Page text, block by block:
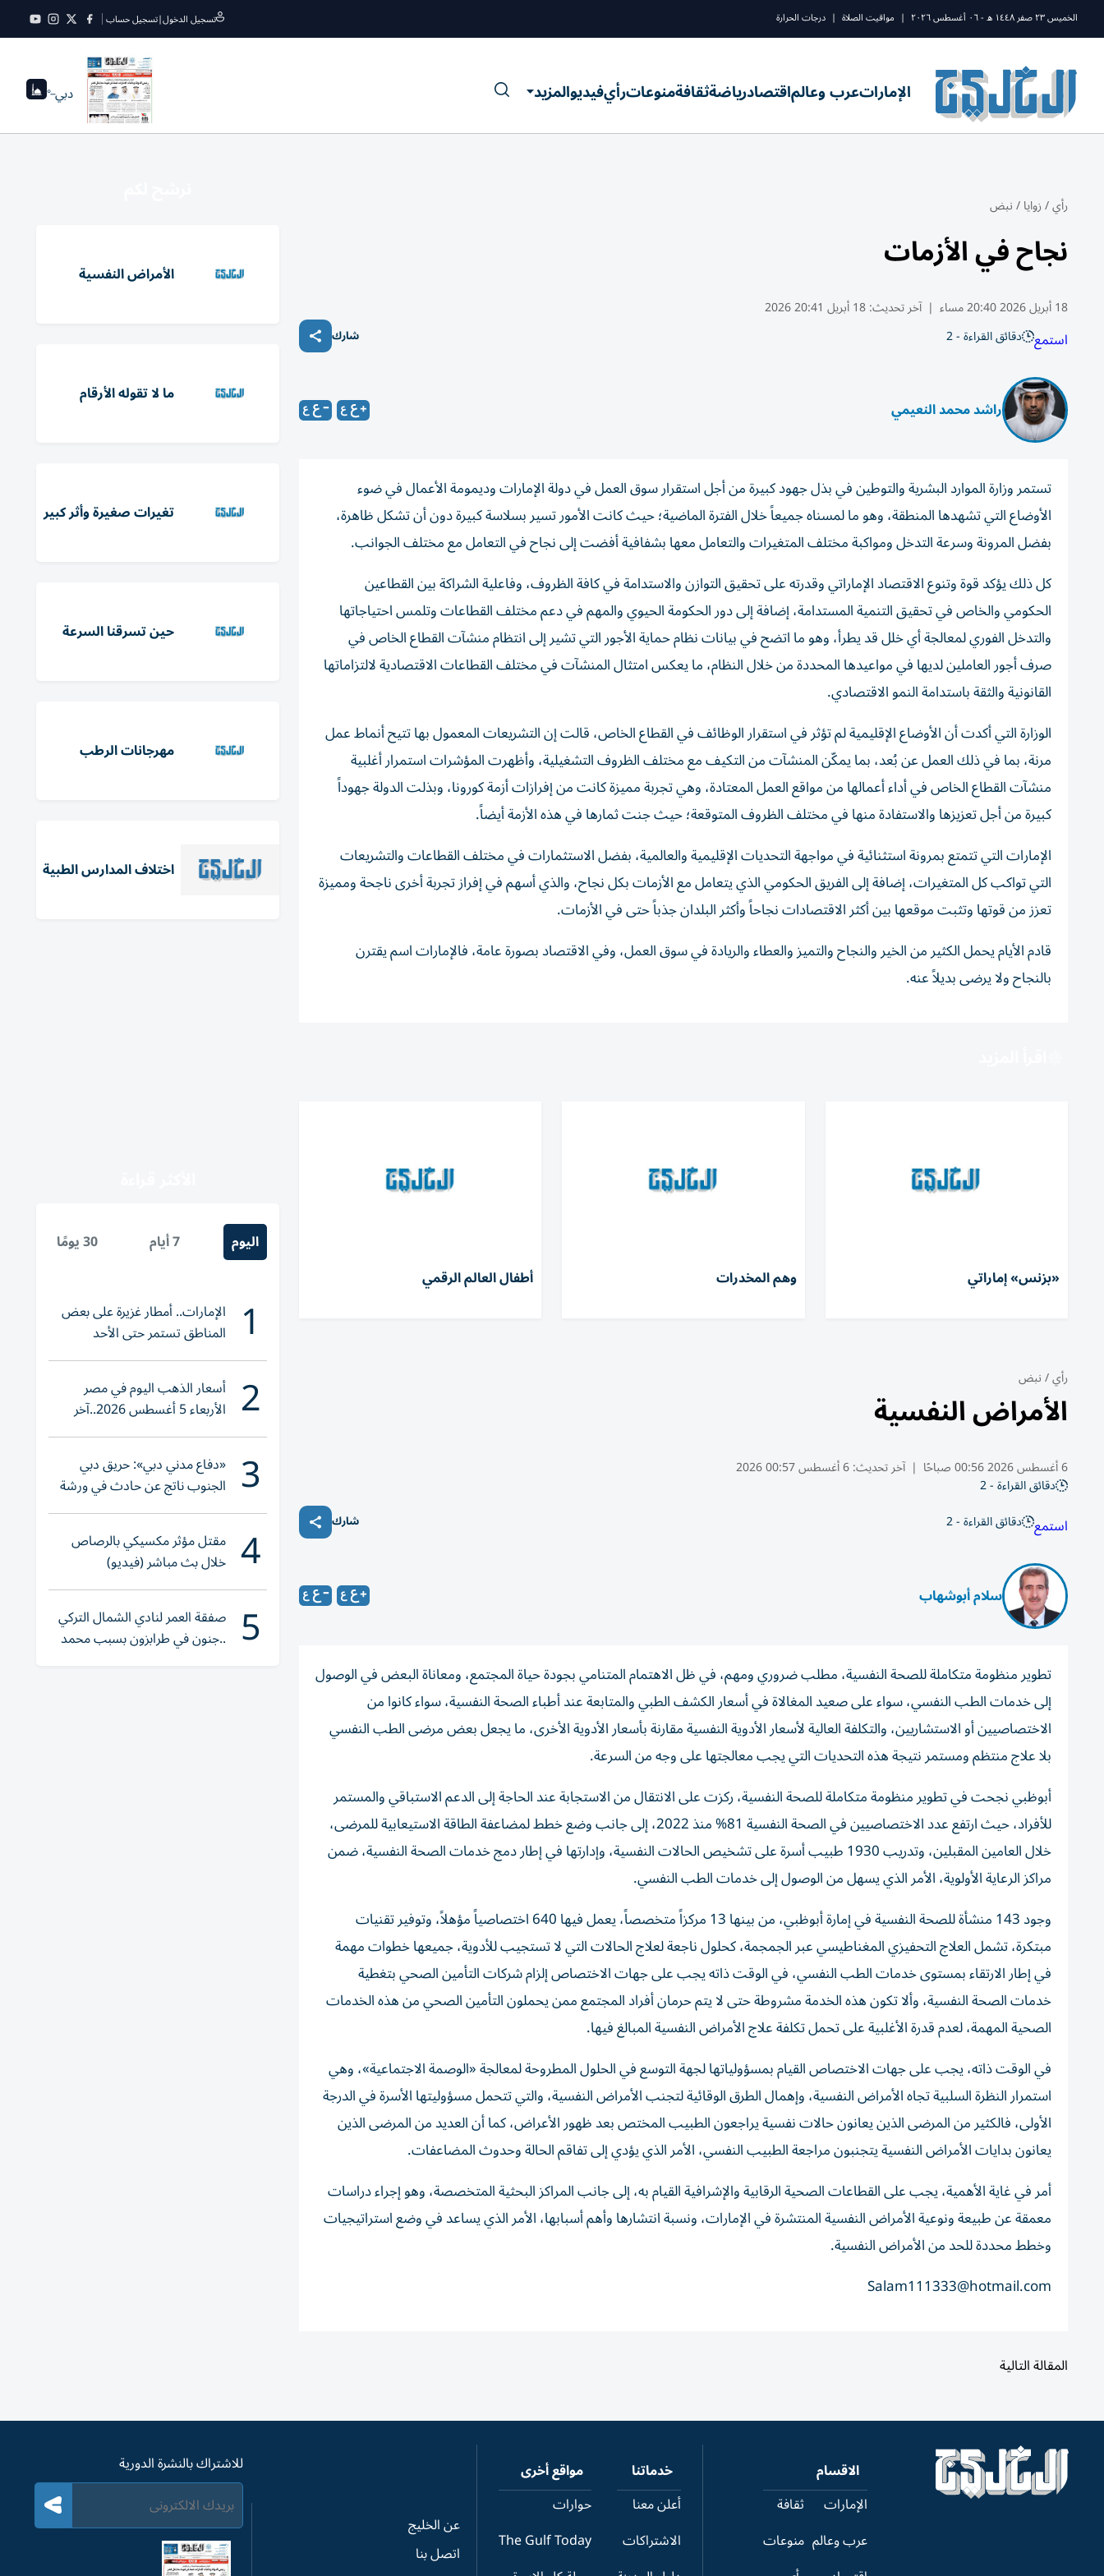
الخميس ٢٣ صفر ١٤٤٨ ه - ٠٦ أغسطس ٢٠٢٦ | مواقيت الصلاة | درجات الحرارة تسجيل الدخول|تسجيل حساب
الإماراتعرب وعالماقتصادرياضةثقافةمنوعاترأيفيديوالمزيد دبي--°
رأي/زوايا/نبض
نجاح في الأزمات
18 أبريل 2026 20:40 مساء | آخر تحديث:18 أبريل 20:41 2026
استمع دقائق القراءة - 2 شارك
راشد محمد النعيمي
تستمر وزارة الموارد البشرية والتوطين في بذل جهود كبيرة من أجل استقرار سوق العمل في دولة الإمارات وديمومة الأعمال في ضوء
الأوضاع التي تشهدها المنطقة، وهو ما لمسناه جميعاً خلال الفترة الماضية؛ حيث كانت الأمور تسير بسلاسة كبيرة دون أن تشكل ظاهرة،
بفضل المرونة وسرعة التدخل ومواكبة مختلف المتغيرات والتعامل معها بشفافية أفضت إلى نجاح في التعامل مع مختلف الجوانب.
كل ذلك يؤكد قوة وتنوع الاقتصاد الإماراتي وقدرته على تحقيق التوازن والاستدامة في كافة الظروف، وفاعلية الشراكة بين القطاعين
الحكومي والخاص في تحقيق التنمية المستدامة، إضافة إلى دور الحكومة الحيوي والمهم في دعم مختلف القطاعات وتلمس احتياجاتها
والتدخل الفوري لمعالجة أي خلل قد يطرأ، وهو ما اتضح في بيانات نظام حماية الأجور التي تشير إلى انتظام منشآت القطاع الخاص في
صرف أجور العاملين لديها في مواعيدها المحددة من خلال النظام، ما يعكس امتثال المنشآت في مختلف القطاعات الاقتصادية لالتزاماتها
القانونية والثقة باستدامة النمو الاقتصادي.
الوزارة التي أكدت أن الأوضاع الإقليمية لم تؤثر في استقرار الوظائف في القطاع الخاص، قالت إن التشريعات المعمول بها تتيح أنماط عمل
مرنة، بما في ذلك العمل عن بُعد، بما يمكّن المنشآت من التكيف مع مختلف الظروف التشغيلية، وأظهرت المؤشرات استمرار أغلبية
منشآت القطاع الخاص في أداء أعمالها من مواقع العمل المعتادة، وهي تجربة مميزة كانت من إفرازات أزمة كورونا، وبذلت الدولة جهوداً
كبيرة من أجل تعزيزها والاستفادة منها في مختلف الظروف المتوقعة؛ حيث جنت ثمارها في هذه الأزمة أيضاً.
الإمارات التي تتمتع بمرونة استثنائية في مواجهة التحديات الإقليمية والعالمية، بفضل الاستثمارات في مختلف القطاعات والتشريعات
التي تواكب كل المتغيرات، إضافة إلى الفريق الحكومي الذي يتعامل مع الأزمات بكل نجاح، والذي أسهم في إفراز تجربة أخرى ناجحة ومميزة
تعزز من قوتها وتثبت موقعها بين أكثر الاقتصادات نجاحاً وأكثر البلدان جذباً حتى في الأزمات.
قادم الأيام يحمل الكثير من الخير والنجاح والتميز والعطاء والريادة في سوق العمل، وفي الاقتصاد بصورة عامة، فالإمارات اسم يقترن
بالنجاح ولا يرضى بديلاً عنه.
«بزنس» إماراتي وهم المخدرات أطفال العالم الرقمي
رأي/نبض
الأمراض النفسية
6 أغسطس 2026 00:56 صباحًا | آخر تحديث:6 أغسطس 00:57 2026
دقائق القراءة - 2
استمع دقائق القراءة - 2 شارك
سلام أبوشهاب
تطوير منظومة متكاملة للصحة النفسية، مطلب ضروري ومهم، في ظل الاهتمام المتنامي بجودة حياة المجتمع، ومعاناة البعض في الوصول
إلى خدمات الطب النفسي، سواء على صعيد المغالاة في أسعار الكشف الطبي والمتابعة عند أطباء الصحة النفسية، سواء كانوا من
الاختصاصيين أو الاستشاريين، والتكلفة العالية لأسعار الأدوية النفسية مقارنة بأسعار الأدوية الأخرى، ما يجعل بعض مرضى الطب النفسي
بلا علاج منتظم ومستمر نتيجة هذه التحديات التي يجب معالجتها على وجه من السرعة.
أبوظبي نجحت في تطوير منظومة متكاملة للصحة النفسية، ركزت على الانتقال من الاستجابة عند الحاجة إلى الدعم الاستباقي والمستمر
للأفراد، حيث ارتفع عدد الاختصاصيين في الصحة النفسية 81% منذ 2022، إلى جانب وضع خطط لمضاعفة الطاقة الاستيعابية للمرضى،
خلال العامين المقبلين، وتدريب 1930 طبيب أسرة على تشخيص الحالات النفسية، وإدارتها في إطار دمج خدمات الصحة النفسية، ضمن
مراكز الرعاية الأولوية، الأمر الذي يسهل من الوصول إلى خدمات الطب النفسي.
وجود 143 منشأة للصحة النفسية في إمارة أبوظبي، من بينها 13 مركزاً متخصصاً، يعمل فيها 640 اختصاصياً مؤهلاً، وتوفير تقنيات
مبتكرة، تشمل العلاج التحفيزي المغناطيسي عبر الجمجمة، كحلول ناجعة لعلاج الحالات التي لا تستجيب للأدوية، جميعها خطوات مهمة
في إطار الارتقاء بمستوى خدمات الطب النفسي، في الوقت ذاته يجب على جهات الاختصاص إلزام شركات التأمين الصحي بتغطية
خدمات الصحة النفسية، وألا تكون هذه الخدمة مشروطة حتى لا يتم حرمان أفراد المجتمع ممن يحملون التأمين الصحي من هذه الخدمات
الصحية المهمة، لعدم قدرة الأغلبية على تحمل تكلفة علاج الأمراض النفسية المبالغ فيها.
في الوقت ذاته، يجب على جهات الاختصاص القيام بمسؤولياتها لجهة التوسع في الحلول المطروحة لمعالجة «الوصمة الاجتماعية»، وهي
استمرار النظرة السلبية تجاه الأمراض النفسية، وإهمال الطرق الوقائية لتجنب الأمراض النفسية، والتي تتحمل مسؤوليتها الأسرة في الدرجة
الأولى، فالكثير من المرضى الذين يعانون حالات نفسية يراجعون الطبيب المختص بعد ظهور الأعراض، كما أن العديد من المرضى الذين
يعانون بدايات الأمراض النفسية يتجنبون مراجعة الطبيب النفسي، الأمر الذي يؤدي إلى تفاقم الحالة وحدوث المضاعفات.
أمر في غاية الأهمية، يجب على القطاعات الصحية الرقابية والإشرافية القيام به، إلى جانب المراكز البحثية المتخصصة، وهو إجراء دراسات
معمقة عن طبيعة ونوعية الأمراض النفسية المنتشرة في الإمارات، ونسبة انتشارها وأهم أسبابها، الأمر الذي يساعد في وضع استراتيجيات
وخطط محددة للحد من الأمراض النفسية.
Salam111333@hotmail.com
المقالة التالية
الأمراض النفسية
ما لا تقوله الأرقام
تغيرات صغيرة وأثر كبير
حين تسرقنا السرعة
مهرجانات الرطب
اختلاف المدارس الطبية
اليوم 7 أيام 30 يومًا
1 الإمارات.. أمطار غزيرة على بعض
المناطق تستمر حتى الأحد
2 أسعار الذهب اليوم في مصر
الأربعاء 5 أغسطس 2026..آخر
تحديث لعيار 21
3 «دفاع مدني دبي»: حريق دبي
الجنوب ناتج عن حادث في ورشة
ولا إصابات
4 مقتل مؤثر مكسيكي بالرصاص
خلال بث مباشر (فيديو)
5 صفقة العمر لنادي الشمال التركي
..جنون في طرابزون بسبب محمد
الاقسام
الإمارات
عرب وعالم
ثقافة
منوعات
خدماتنا
أعلن معنا
الاشتراكات
مواقع أخرى
حوارات
The Gulf Today
عن الخليج
اتصل بنا
للاشتراك بالنشرة الدورية